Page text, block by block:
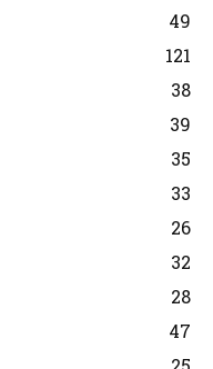
49
121
38
39
35
33
26
32
28
47